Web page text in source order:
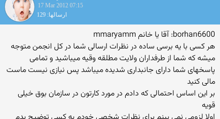
17 Mar 2012 07:15
ارسالها: 129
borhan6600: آقا یا خانم mmaryamm
هر کسی با یه برسی ساده در نظرات ارسالی شما در کل انجمن متوجه
میشه که شما از طرفداران ولایت مطلقه وقیه میباشید و تمامی
پاسخهای شما دارای جانبداری شدیده میباشد پس نیازی نیست ماست
مالی کنید
بر این اساس احتمالی که دادم در مورد کارتون در سازمان بوق خیلی
قویه